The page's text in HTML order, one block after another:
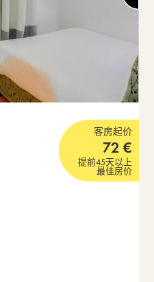
客房起价
72 €
提前45天以上
最佳房价